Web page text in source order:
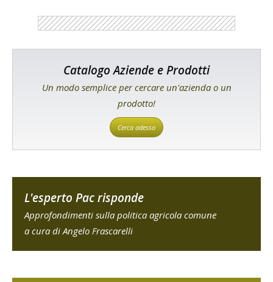
Catalogo Aziende e Prodotti
Un modo semplice per cercare un'azienda o un
prodotto!
Cerca adesso
L'esperto Pac risponde
Approfondimenti sulla politica agricola comune
a cura di Angelo Frascarelli